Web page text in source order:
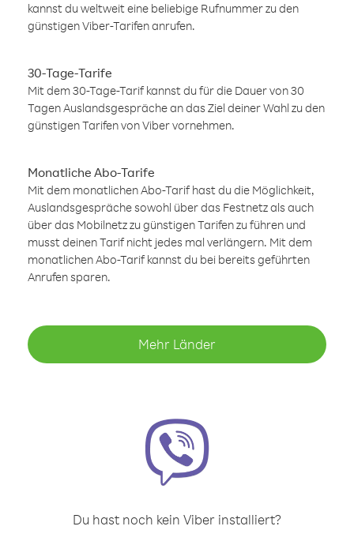
kannst du weltweit eine beliebige Rufnummer zu den
günstigen Viber-Tarifen anrufen.
30-Tage-Tarife
Mit dem 30-Tage-Tarif kannst du für die Dauer von 30
Tagen Auslandsgespräche an das Ziel deiner Wahl zu den
günstigen Tarifen von Viber vornehmen.
Monatliche Abo-Tarife
Mit dem monatlichen Abo-Tarif hast du die Möglichkeit,
Auslandsgespräche sowohl über das Festnetz als auch
über das Mobilnetz zu günstigen Tarifen zu führen und
musst deinen Tarif nicht jedes mal verlängern. Mit dem
monatlichen Abo-Tarif kannst du bei bereits geführten
Anrufen sparen.
Mehr Länder
Du hast noch kein Viber installiert?